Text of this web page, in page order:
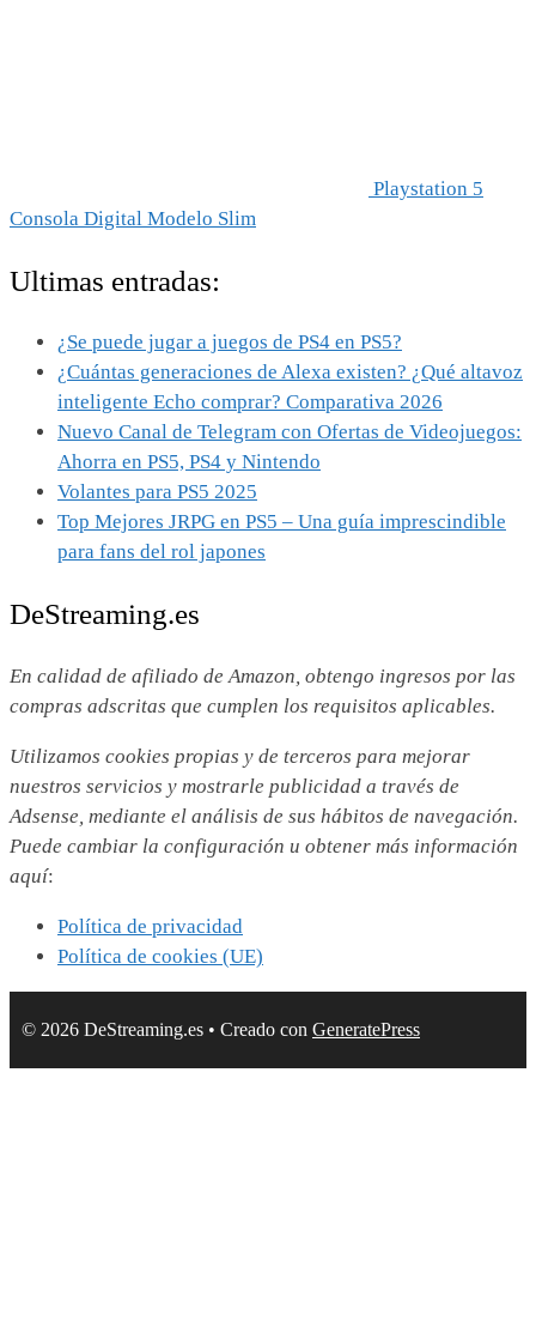
Playstation 5
Consola Digital Modelo Slim
Ultimas entradas:
¿Se puede jugar a juegos de PS4 en PS5?
¿Cuántas generaciones de Alexa existen? ¿Qué altavoz
inteligente Echo comprar? Comparativa 2026
Nuevo Canal de Telegram con Ofertas de Videojuegos:
Ahorra en PS5, PS4 y Nintendo
Volantes para PS5 2025
Top Mejores JRPG en PS5 – Una guía imprescindible
para fans del rol japones
DeStreaming.es
En calidad de afiliado de Amazon, obtengo ingresos por las
compras adscritas que cumplen los requisitos aplicables.
Utilizamos cookies propias y de terceros para mejorar
nuestros servicios y mostrarle publicidad a través de
Adsense, mediante el análisis de sus hábitos de navegación.
Puede cambiar la configuración u obtener más información
aquí:
Política de privacidad
Política de cookies (UE)
© 2026 DeStreaming.es • Creado con GeneratePress